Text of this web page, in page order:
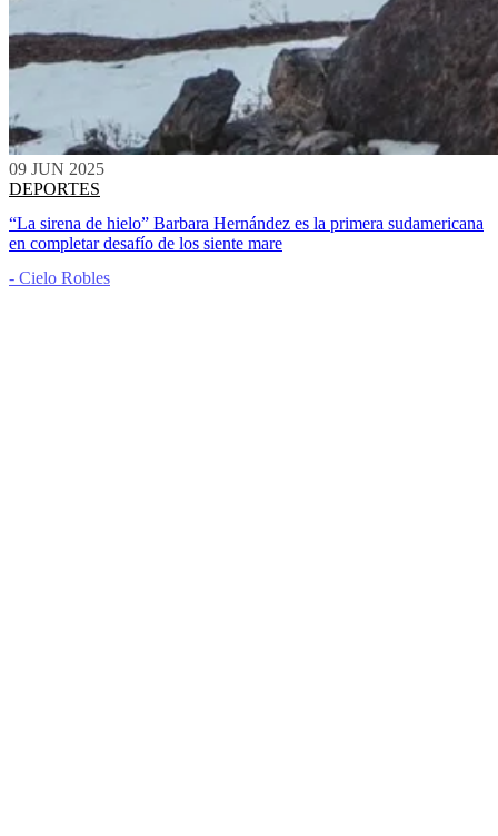
09 JUN 2025
DEPORTES
“La sirena de hielo” Barbara Hernández es la primera sudamericana
en completar desafío de los siente mare
- Cielo Robles